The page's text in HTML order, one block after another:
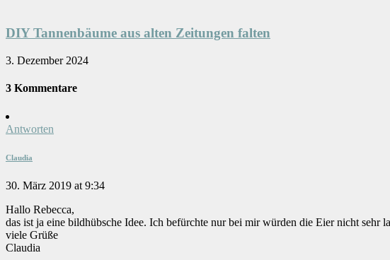
DIY Tannenbäume aus alten Zeitungen falten
3. Dezember 2024
3 Kommentare
Antworten
Claudia
30. März 2019 at 9:34
Hallo Rebecca,
das ist ja eine bildhübsche Idee. Ich befürchte nur bei mir würden die Eier nicht
viele Grüße
Claudia